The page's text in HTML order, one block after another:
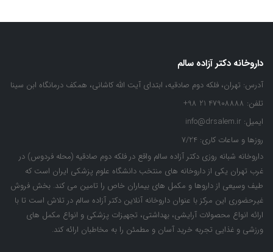
داروخانه دکتر آزاده سالم
آدرس: تهران، فلکه دوم صادقیه، ابتدای آیت الله کاشانی، همکف درمانگاه ابن سینا
تلفن: 47908888 21 98+
ایمیل: info@drsalem.ir
روزها و ساعات کاری: 7/24
داروخانه شبانه روزی دکتر آزاده سالم واقع در فلکه دوم صادقیه (محله فردوس) در
غرب تهران یکی از داروخانه های منتخب دانشگاه علوم پزشکی ایران است که
طیف وسیعی از داروها و مکمل های بیماران خاص را تامین می کند. بخش فروش
غیرحضوری این مرکز با عنوان داروخانه آنلاین دکتر آزاده سالم در تلاش است تا با
ارائه انواع محصولات آرایشی، بهداشتی، تجهیزات پزشکی و انواع مکمل های
ورزشی و غذایی تجربه خرید آسان و مطمئن را به مخاطبان ارائه کند.